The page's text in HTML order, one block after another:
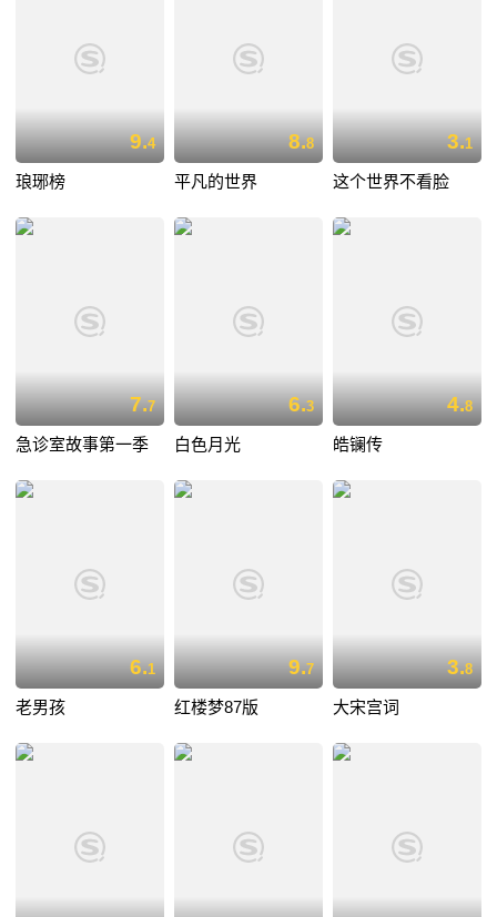
9.4
琅琊榜
8.8
平凡的世界
3.1
这个世界不看脸
7.7
急诊室故事第一季
6.3
白色月光
4.8
皓镧传
6.1
老男孩
9.7
红楼梦87版
3.8
大宋宫词